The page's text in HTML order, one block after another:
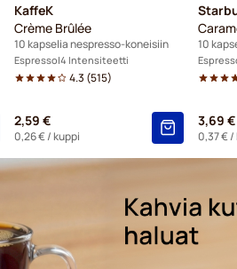
koneisiin
koneisiin
Merrild-kahvikapselit
koneisiin
KaffeK
Crème Brûlée
10 kapselia nespresso-koneisiin
Espresso 4 Intensiteetti
4.3 (515)
2,59 €
0,26 €/ kuppi
3,69 €
0,37 €/